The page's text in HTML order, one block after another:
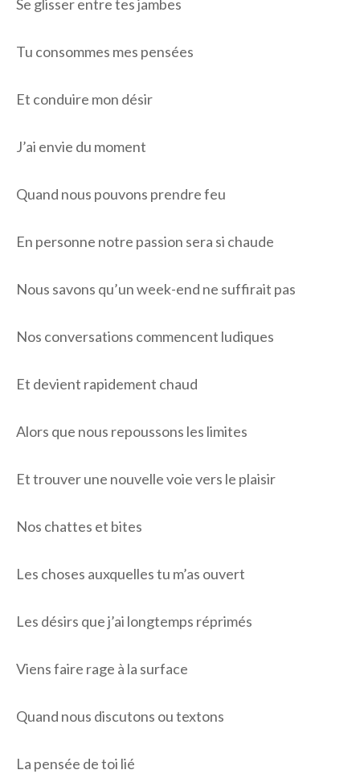
Se glisser entre tes jambes
Tu consommes mes pensées
Et conduire mon désir
J’ai envie du moment
Quand nous pouvons prendre feu
En personne notre passion sera si chaude
Nous savons qu’un week-end ne suffirait pas
Nos conversations commencent ludiques
Et devient rapidement chaud
Alors que nous repoussons les limites
Et trouver une nouvelle voie vers le plaisir
Nos chattes et bites
Les choses auxquelles tu m’as ouvert
Les désirs que j’ai longtemps réprimés
Viens faire rage à la surface
Quand nous discutons ou textons
La pensée de toi lié